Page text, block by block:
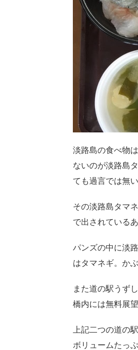
淡路島の食べ物
ないのが淡路島
ても過言では無
その淡路島タマ
で出されている
パンズの中に淡
はタマネギ。か
また道の駅うず
橋内には無料展
上記二つの道の
ボリュームたっ